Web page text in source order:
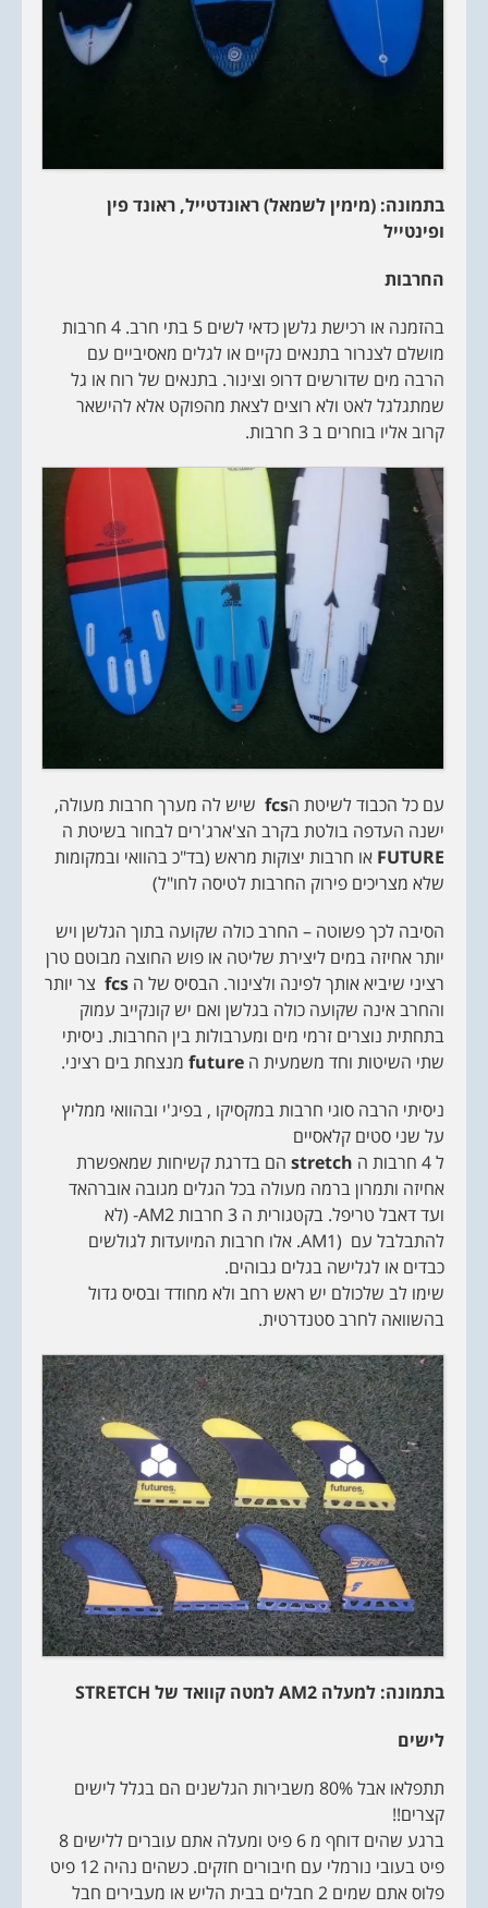
בתמונה: (מימין לשמאל) ראונדטייל, ראונד פין
ופינטייל
החרבות
בהזמנה או רכישת גלשן כדאי לשים 5 בתי חרב. 4 חרבות
מושלם לצנרור בתנאים נקיים או לגלים מאסיביים עם
הרבה מים שדורשים דרופ וצינור. בתנאים של רוח או גל
שמתגלגל לאט ולא רוצים לצאת מהפוקט אלא להישאר
קרוב אליו בוחרים ב 3 חרבות.
עם כל הכבוד לשיטת הfcs שיש לה מערך חרבות מעולה,
ישנה העדפה בולטת בקרב הצ'ארג'רים לבחור בשיטת ה
FUTURE או חרבות יצוקות מראש (בד"כ בהוואי ובמקומות
שלא מצריכים פירוק החרבות לטיסה לחו"ל)
הסיבה לכך פשוטה – החרב כולה שקועה בתוך הגלשן ויש
יותר אחיזה במים ליצירת שליטה או פוש החוצה מבוטם טרן
רציני שיביא אותך לפינה ולצינור. הבסיס של ה fcs צר יותר
והחרב אינה שקועה כולה בגלשן ואם יש קונקייב עמוק
בתחתית נוצרים זרמי מים ומערבולות בין החרבות. ניסיתי
שתי השיטות וחד משמעית ה future מנצחת בים רציני.
ניסיתי הרבה סוגי חרבות במקסיקו , בפיג'י ובהוואי ממליץ
על שני סטים קלאסיים
ל 4 חרבות ה
stretch הם בדרגת קשיחות שמאפשרת
אחיזה ותמרון ברמה מעולה בכל הגלים מגובה אוברהאד
ועד דאבל טריפל. בקטגורית ה 3 חרבות AM2- (לא
להתבלבל עם (AM1. אלו חרבות המיועדות לגולשים
כבדים או לגלישה בגלים גבוהים.
שימו לב שלכולם יש ראש רחב ולא מחודד ובסיס גדול
בהשוואה לחרב סטנדרטית.
בתמונה: למעלה AM2למטה קוואד של STRETCH
לישים
תתפלאו אבל 80% משבירות הגלשנים הם בגלל לישים
קצרים!!
ברגע שהים דוחף מ 6 פיט ומעלה אתם עוברים ללישים 8
פיט בעובי נורמלי עם חיבורים חזקים. כשהים נהיה 12 פיט
פלוס אתם שמים 2 חבלים בבית הליש או מעבירים חבל